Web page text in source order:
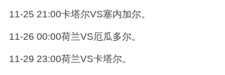
11-25 21:00卡塔尔VS塞内加尔。
11-26 00:00荷兰VS厄瓜多尔。
11-29 23:00荷兰VS卡塔尔。